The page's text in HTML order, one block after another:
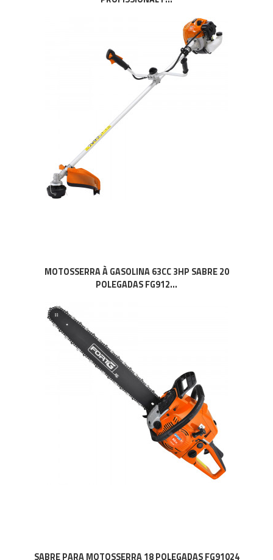
MOTOSSERRA À GASOLINA 63CC 3HP SABRE 20
POLEGADAS FG912...
SABRE PARA MOTOSSERRA 18 POLEGADAS FG91024